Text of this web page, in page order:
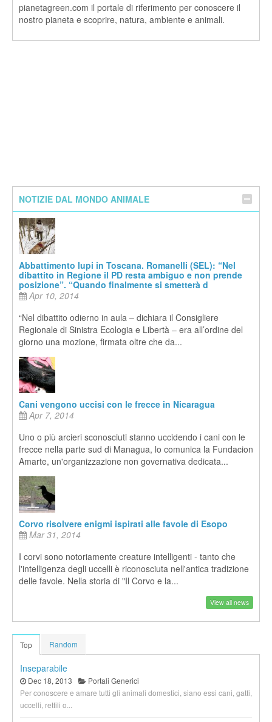
pianetagreen.com il portale di riferimento per conoscere il
nostro pianeta e scoprire, natura, ambiente e animali.
NOTIZIE DAL MONDO ANIMALE
Abbattimento lupi in Toscana. Romanelli (SEL): “Nel
dibattito in Regione il PD resta ambiguo e non prende
posizione”. “Quando finalmente si smetterà d
Apr 10, 2014
“Nel dibattito odierno in aula – dichiara il Consigliere
Regionale di Sinistra Ecologia e Libertà – era all’ordine del
giorno una mozione, firmata oltre che da...
Cani vengono uccisi con le frecce in Nicaragua
Apr 7, 2014
Uno o più arcieri sconosciuti stanno uccidendo i cani con le
frecce nella parte sud di Managua, lo comunica la Fundacion
Amarte, un'organizzazione non governativa dedicata...
Corvo risolvere enigmi ispirati alle favole di Esopo
Mar 31, 2014
I corvi sono notoriamente creature intelligenti - tanto che
l'intelligenza degli uccelli è riconosciuta nell'antica tradizione
delle favole. Nella storia di "Il Corvo e la...
View all news
Top Random
Inseparabile
Dec 18, 2013
Portali Generici
Per conoscere e amare tutti gli animali domestici, siano essi cani, gatti,
uccelli, rettili o...